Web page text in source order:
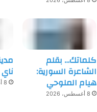
كلماتك… بقلم
الشاعرة السورية:
هيام الملوحي
8 أغسطس، 2026
8 أغسطس، 2026